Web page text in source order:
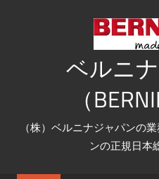
ベルニ
（
（株）ベルニナジャパンの
ンの正規日本